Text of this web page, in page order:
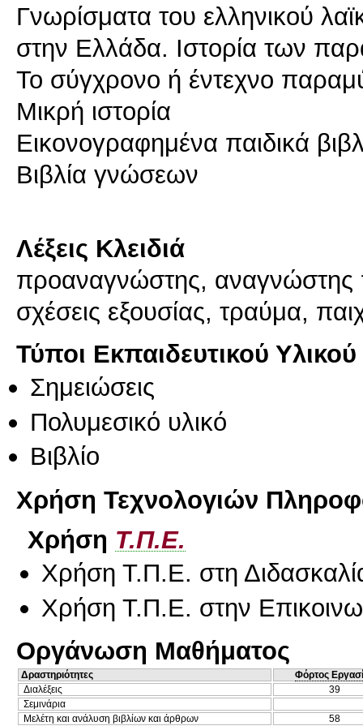
Γνωρίσματα του ελληνικού
στην Ελλάδα. Ιστορία των
Το σύγχρονο ή έντεχνο
Μικρή ιστορία
Εικονογραφημένα παιδικά
Βιβλία γνώσεων
Λέξεις Κλειδιά
προαναγνώστης, αναγνώστης
σχέσεις εξουσίας, τραύμα,
Τύποι Εκπαιδευτικού Υλικού
Σημειώσεις
Πολυμεσικό υλικό
Βιβλίο
Χρήση Τεχνολογιών
Χρήση Τ.Π.Ε.
Χρήση Τ.Π.Ε. στη
Χρήση Τ.Π.Ε. στην
Οργάνωση Μαθήματος
Δραστηριότητες
Φόρτος
Διαλέξεις
39
Σεμινάρια
Μελέτη και ανάλυση βιβλίων και άρθρων
58